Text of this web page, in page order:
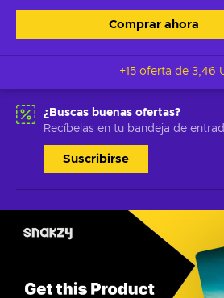
Comprar ahora
+15 oferta de 3,46
¿Buscas buenas ofertas?
Recíbelas en tu bandeja de
Suscribirse